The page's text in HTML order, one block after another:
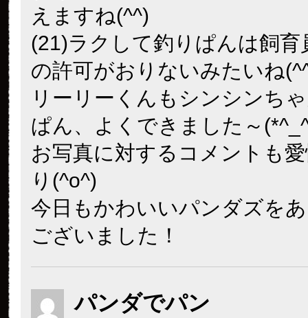
えますね(^^)
(21)ラクして釣りぱんは飼育
の許可がおりないみたいね
リーリーくんもシンシンち
ぱん、よくできました～
お写真に対するコメントも
り(^o^)
今日もかわいいパンダズを
ございました！
パンダでパン